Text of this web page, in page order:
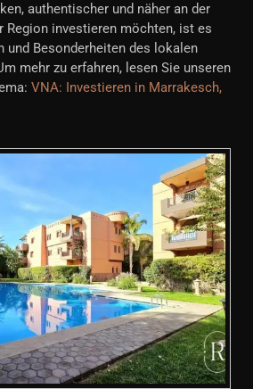
authentischer und näher an der
Region investieren möchten, ist es
und Besonderheiten des lokalen
mehr zu erfahren, lesen Sie unseren
VNA: Investieren in Marrakesch,